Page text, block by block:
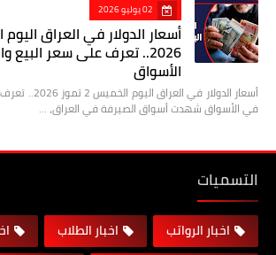
02 يوليو 2026
2026.. تعرف على سعر البيع
الأسواق
أسعار الدولار
في الأسواق شهدت أسواق الصيرفة في العراق، …
التسميات
اخبار الرواتب اخبار الطلاب